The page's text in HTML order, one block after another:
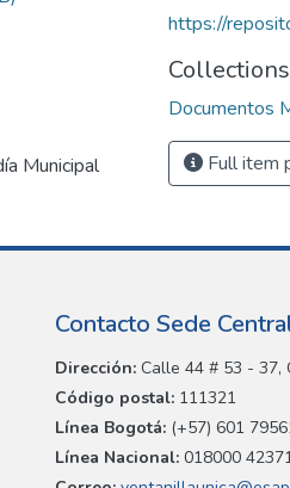
Municipal
https://
Collections
Documentos
Full item
Contacto Sede
Dirección: Calle 44 # 53 - 37,
Código postal: 111321
Línea Bogotá: (+57) 601
Línea Nacional: 018000